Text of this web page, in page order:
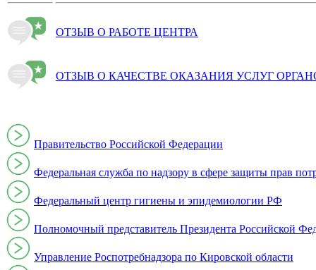
ОТЗЫВ О РАБОТЕ ЦЕНТРА
ОТЗЫВ О КАЧЕСТВЕ ОКАЗАНИЯ УСЛУГ
Правительство Российской Федерации
Федеральная служба по надзору в сфере защиты прав
Федеральный центр гигиены и эпидемиологии РФ
Полномочный представитель Президента Российской
Управление Роспотребнадзора по Кировской области